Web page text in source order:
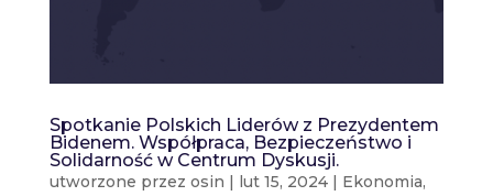
Spotkanie Polskich Liderów z Prezydentem
Bidenem. Współpraca, Bezpieczeństwo i
Solidarność w Centrum Dyskusji.
utworzone przez osin lut 15, 2024| Ekonomia,